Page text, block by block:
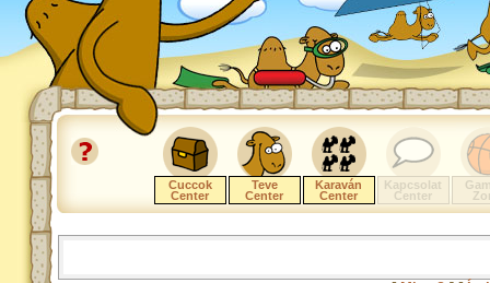
Cuccok
Center
Teve
Center
Karaván
Center
Kapcsolat
Center